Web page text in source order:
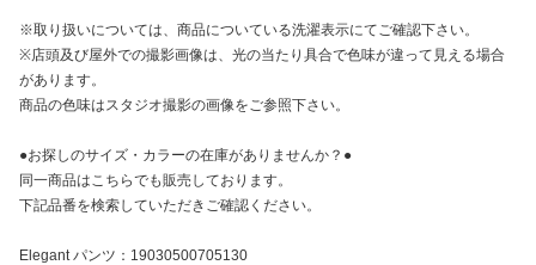
※取り扱いについては、商品についている洗濯表示にてご確認下さい。
※店頭及び屋外での撮影画像は、光の当たり具合で色味が違って見える場合
があります。
商品の色味はスタジオ撮影の画像をご参照下さい。
●お探しのサイズ・カラーの在庫がありませんか？●
同一商品はこちらでも販売しております。
下記品番を検索していただきご確認ください。
Elegant パンツ：19030500705130